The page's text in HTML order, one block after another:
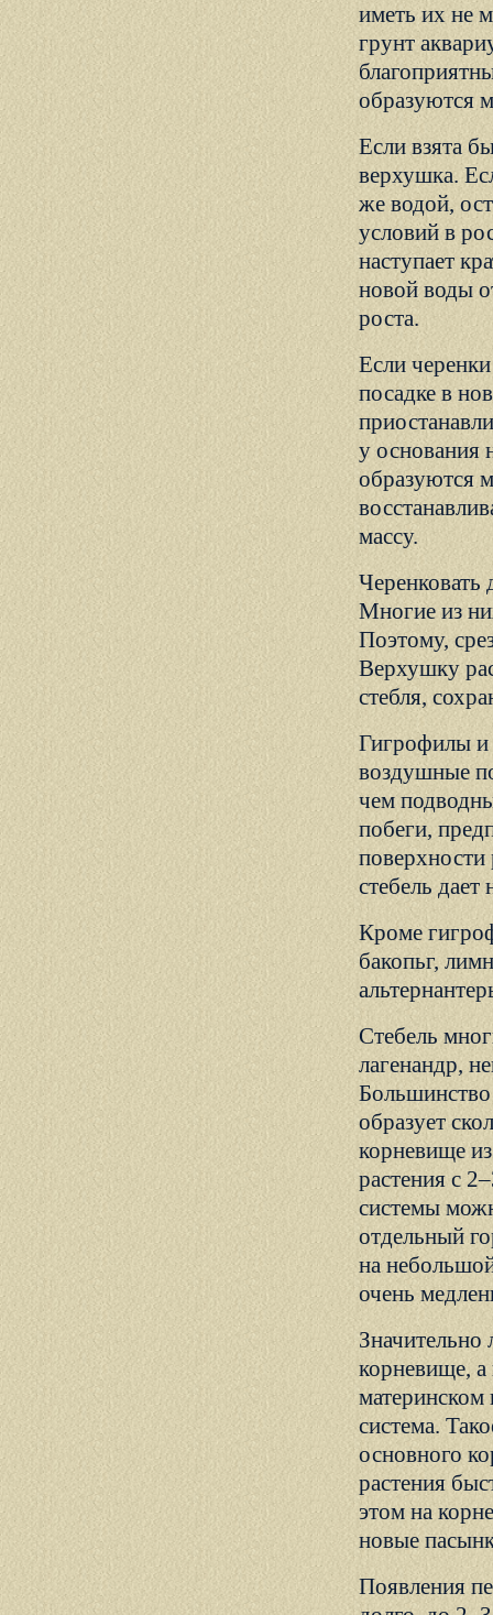
иметь их не
грунт
образуются
Если взята
верхушка.
же водой,
условий в
наступает
новой воды
роста.
Если
посадке в
у основания
образуются
массу.
Черенковать
Многие из
Поэтому,
Верхушку
стебля,
Гигрофилы и
воздушные
чем
побеги,
поверхности
стебель
Кроме
бакопьг,
Стебель
лагенандр,
Большинство
образует
корневище
растения с
системы
отдельный
на
очень
Значительно
корневище, а
материнском
система.
основного
растения
этом на
новые
Появления